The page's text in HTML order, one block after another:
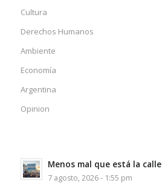
Cultura
Derechos Humanos
Ambiente
Economía
Argentina
Opinion
Menos mal que está la calle
7 agosto, 2026 - 1:55 pm